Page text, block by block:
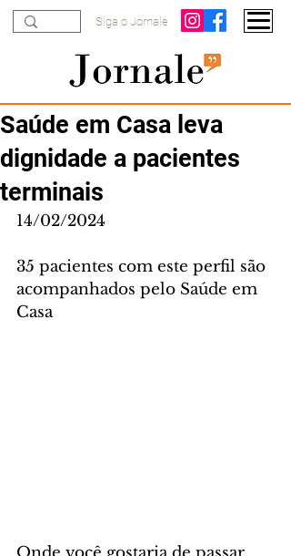
Siga o Jornale
Saúde em Casa leva
dignidade a pacientes
terminais
14/02/2024
35 pacientes com este perfil são
acompanhados pelo Saúde em
Casa